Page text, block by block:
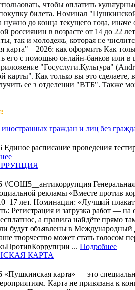
чтобы оплатить
билета. Номинал
до конца текущего года,
в возрасте от 14 до 22
так и молодежь, которая не
– 2026: как оформить Как
его с помощью онлайн-банков или в
"Госуслуги.Культура"
Как только вы это сделаете,
ее в отделении "ВТБ". Также
граждан и лиц без
Единое расписание проведения
#СОШ5__антикоррупция
рекламы «Вместе против
лет. Номинации: «Лучший
Регистрация и загрузка работ —
а правила найдёте прямо
будут объявлены в Международный
творчество может стать голосом
... Подробнее
КАРТА
«Пушкинская карта» — это
Карта не привязана к